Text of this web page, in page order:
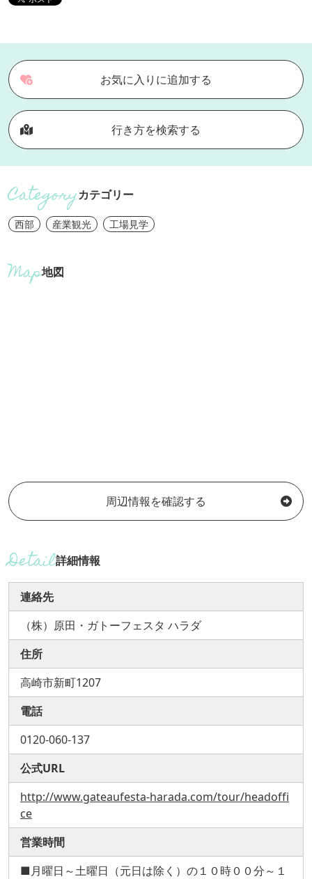
お気に入りに追加する
行き方を検索する
カテゴリー
西部 産業観光 工場見学
地図
周辺情報を確認する
詳細情報
連絡先
（株）原田・ガトーフェスタ ハラダ
住所
高崎市新町1207
電話
0120-060-137
公式URL
http://www.gateaufesta-harada.com/tour/headoffi
ce
営業時間
■月曜日～土曜日（元日は除く）の１０時００分～１